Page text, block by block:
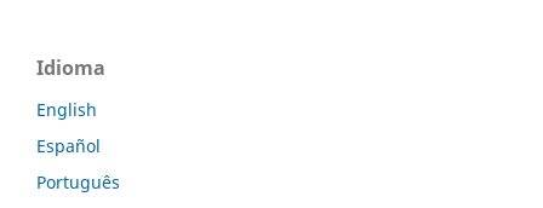
Idioma
English
Español
Português